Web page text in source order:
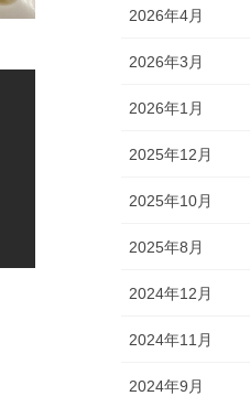
2026年4月
2026年3月
2026年1月
2025年12月
2025年10月
2025年8月
2024年12月
2024年11月
2024年9月